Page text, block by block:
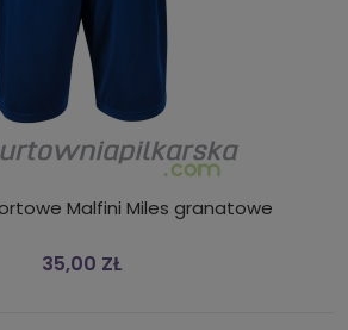
Malfini Miles granatowe
35,00 ZŁ